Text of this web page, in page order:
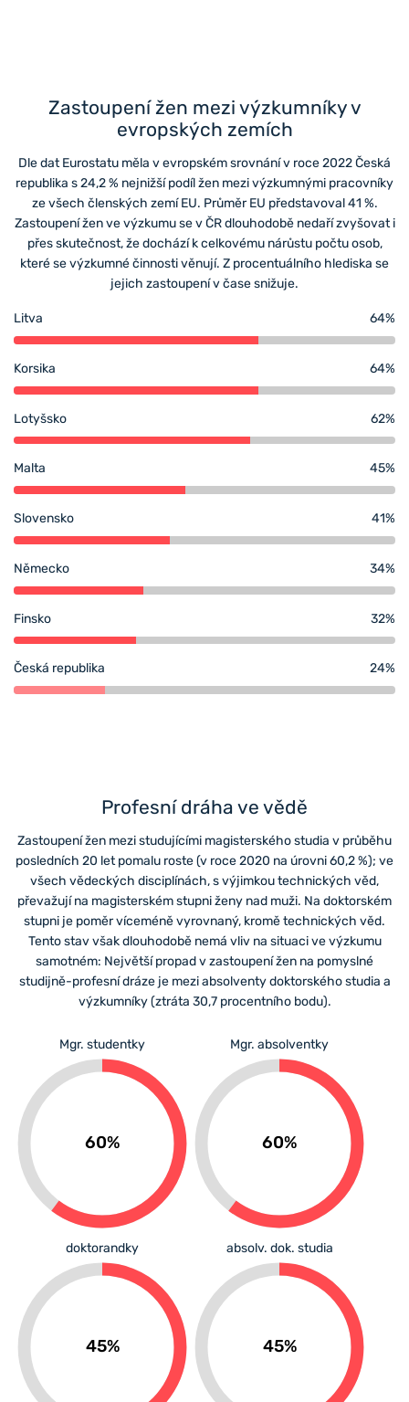
Zastoupení žen mezi výzkumníky v
evropských zemích
Dle dat Eurostatu měla v evropském srovnání v roce 2022 Česká
republika s 24,2 % nejnižší podíl žen mezi výzkumnými pracovníky
ze všech členských zemí EU. Průměr EU představoval 41 %.
Zastoupení žen ve výzkumu se v ČR dlouhodobě nedaří zvyšovat i
přes skutečnost, že dochází k celkovému nárůstu počtu osob,
které se výzkumné činnosti věnují. Z procentuálního hlediska se
jejich zastoupení v čase snižuje.
Litva 64%
Korsika 64%
Lotyšsko 62%
Malta 45%
Slovensko 41%
Německo 34%
Finsko 32%
Česká republika 24%
Profesní dráha ve vědě
Zastoupení žen mezi studujícími magisterského studia v průběhu
posledních 20 let pomalu roste (v roce 2020 na úrovni 60,2 %); ve
všech vědeckých disciplínách, s výjimkou technických věd,
převažují na magisterském stupni ženy nad muži. Na doktorském
stupni je poměr víceméně vyrovnaný, kromě technických věd.
Tento stav však dlouhodobě nemá vliv na situaci ve výzkumu
samotném: Největší propad v zastoupení žen na pomyslné
studijně-profesní dráze je mezi absolventy doktorského studia a
výzkumníky (ztráta 30,7 procentního bodu).
Mgr. studentky
60%
Mgr. absolventky
60%
doktorandky
45%
absolv. dok. studia
45%